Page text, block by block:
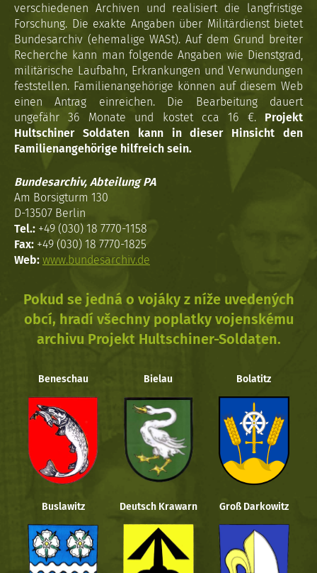
verschiedenen Archiven und realisiert die langfristige
Forschung. Die exakte Angaben über Militärdienst bietet
Bundesarchiv (ehemalige WASt). Auf dem Grund breiter
Recherche kann man folgende Angaben wie Dienstgrad,
militärische Laufbahn, Erkrankungen und Verwundungen
feststellen. Familienangehörige können auf diesem Web
einen Antrag einreichen. Die Bearbeitung dauert
ungefähr 36 Monate und kostet cca 16 €. Projekt
Hultschiner Soldaten kann in dieser Hinsicht den
Familienangehörige hilfreich sein.
Bundesarchiv, Abteilung PA
Am Borsigturm 130
D-13507 Berlin
Tel.: +49 (030) 18 7770-1158
Fax: +49 (030) 18 7770-1825
Web: www.bundesarchiv.de
Pokud se jedná o vojáky z níže uvedených
obcí, hradí všechny poplatky vojenskému
archivu Projekt Hultschiner-Soldaten.
Beneschau Bielau Bolatitz
Buslawitz Deutsch Krawarn Groß Darkowitz